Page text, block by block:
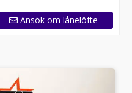
Ansök om lånelöfte